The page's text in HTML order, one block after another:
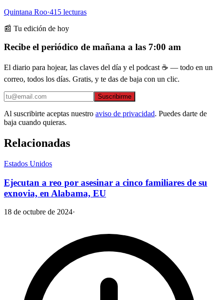
Quintana Roo·415 lecturas
📰 Tu edición de hoy
Recibe el periódico de mañana a las 7:00 am
El diario para hojear, las claves del día y el podcast ☕ — todo en un
correo, todos los días. Gratis, y te das de baja con un clic.
Suscribirme
Al suscribirte aceptas nuestro aviso de privacidad. Puedes darte de
baja cuando quieras.
Relacionadas
Estados Unidos
Ejecutan a reo por asesinar a cinco familiares de su
exnovia, en Alabama, EU
18 de octubre de 2024·